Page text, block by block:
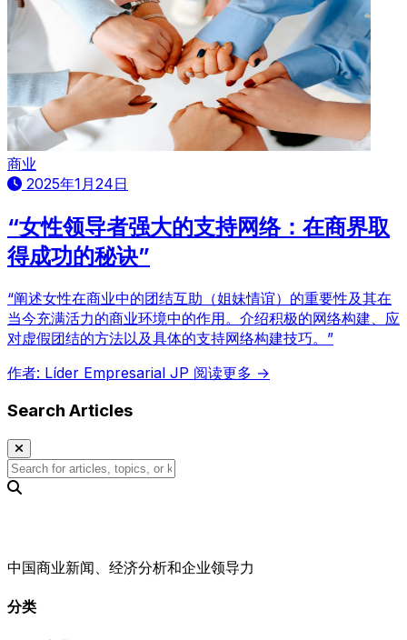
商业
2025年1月24日
“女性领导者强大的支持网络：在商界取
得成功的秘诀”
“阐述女性在商业中的团结互助（姐妹情谊）的重要性及其在
当今充满活力的商业环境中的作用。介绍积极的网络构建、应
对虚假团结的方法以及具体的支持网络构建技巧。”
作者: Líder Empresarial JP 阅读更多 →
Search Articles
中国商业新闻、经济分析和企业领导力
分类